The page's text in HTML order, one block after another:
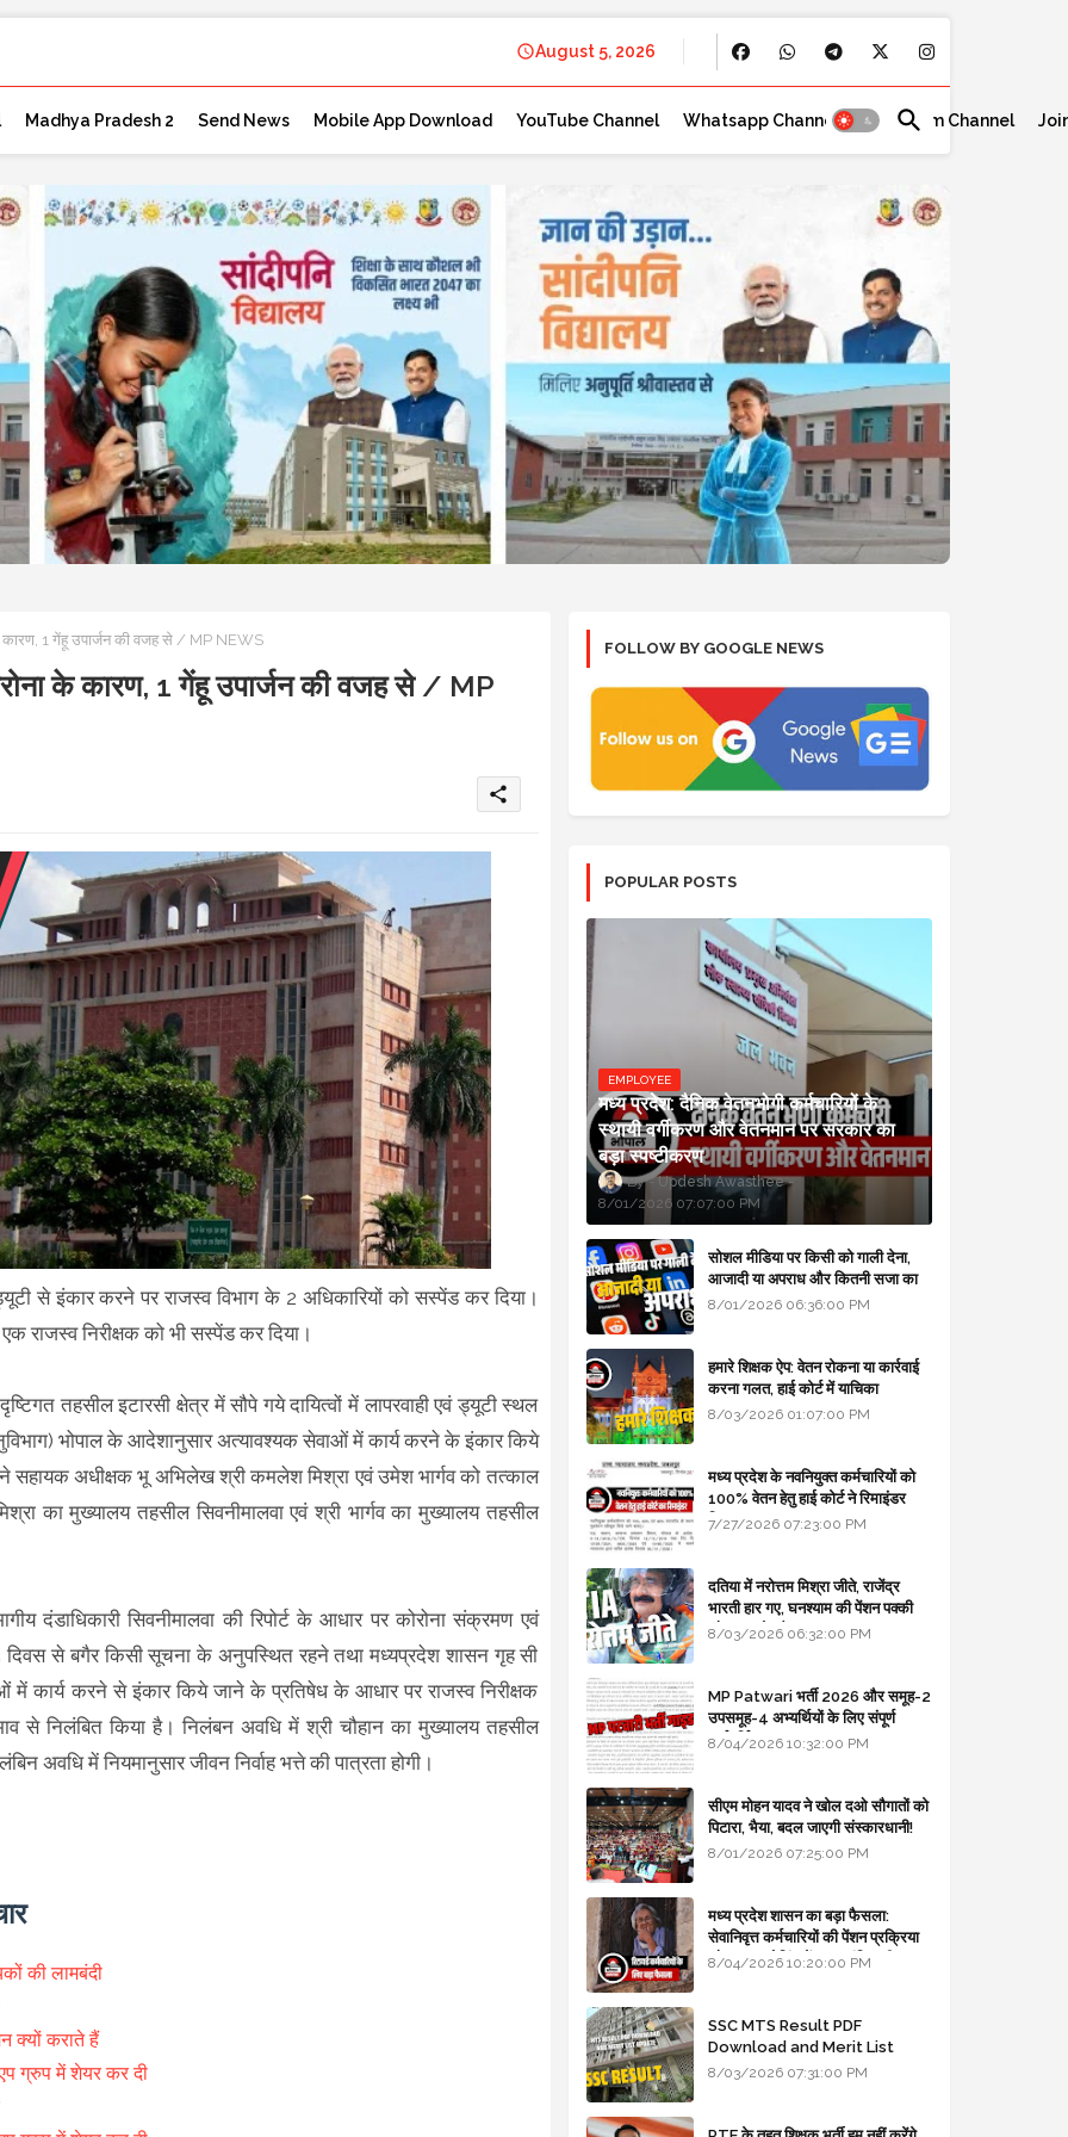
August 5, 2026
Madhya Pradesh 2 Send News Mobile App Download YouTube Channel Whatsapp Channel Telegram Channel
कारण, 1 गेंहू उपार्जन की वजह से / MP NEWS
के कारण, 1 गेंहू उपार्जन की वजह से / MP
share
से इंकार करने पर राजस्व विभाग के 2 अधिकारियों को सस्पेंड कर दिया।
राजस्व निरीक्षक को भी सस्पेंड कर दिया।
तहसील इटारसी क्षेत्र में सौपे गये दायित्वों में लापरवाही एवं ड्यूटी स्थल
भोपाल के आदेशानुसार अत्यावश्यक सेवाओं में कार्य करने के इंकार किये
अधीक्षक भू अभिलेख श्री कमलेश मिश्रा एवं उमेश भार्गव को तत्काल
का मुख्यालय तहसील सिवनीमालवा एवं श्री भार्गव का मुख्यालय तहसील
दंडाधिकारी सिवनीमालवा की रिपोर्ट के आधार पर कोरोना संक्रमण एवं
दिवस से बगैर किसी सूचना के अनुपस्थित रहने तथा मध्यप्रदेश शासन गृह सी
में कार्य करने से इंकार किये जाने के प्रतिषेध के आधार पर राजस्व निरीक्षक
से निलंबित किया है। निलंबन अवधि में श्री चौहान का मुख्यालय तहसील
अवधि में नियमानुसार जीवन निर्वाह भत्ते की पात्रता होगी।
की लामबंदी
क्यों कराते हैं
ग्रुप में शेयर कर दी
FOLLOW BY GOOGLE NEWS
POPULAR POSTS
EMPLOYEE
मध्य प्रदेश: दैनिक वेतनभोगी कर्मचारियों के
स्थायी वर्गीकरण और वेतनमान पर सरकार का
बड़ा स्पष्टीकरण
Updesh Awasthee
8/01/2026 07:07:00 PM
सोशल मीडिया पर किसी को गाली देना,
आजादी या अपराध और कितनी सजा का
प्रावधान - free legal advice
8/01/2026 06:36:00 PM
हमारे शिक्षक ऐप: वेतन रोकना या कार्रवाई
करना गलत, हाई कोर्ट में याचिका
8/03/2026 01:07:00 PM
मध्य प्रदेश के नवनियुक्त कर्मचारियों को
100% वेतन हेतु हाई कोर्ट ने रिमाइंडर
लिखा
7/27/2026 07:23:00 PM
दतिया में नरोत्तम मिश्रा जीते, राजेंद्र
भारती हार गए, घनश्याम की पेंशन पक्की
और आशुतोष बैक टू...
8/03/2026 06:32:00 PM
MP Patwari भर्ती 2026 और समूह-2
उपसमूह-4 अभ्यर्थियों के लिए संपूर्ण
मार्गदर्शिका
8/04/2026 10:32:00 PM
सीएम मोहन यादव ने खोल दओ सौगातों को
पिटारा, भैया, बदल जाएगी संस्कारधानी!
8/01/2026 07:25:00 PM
मध्य प्रदेश शासन का बड़ा फैसला:
सेवानिवृत्त कर्मचारियों की पेंशन प्रक्रिया
और बजट कोडिंग में हुए क्रांतिकारी
8/04/2026 10:20:00 PM
SSC MTS Result PDF
Download and Merit List
Update
8/03/2026 07:31:00 PM